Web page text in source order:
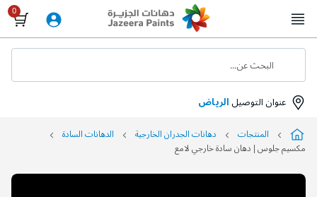
to
Content
عنوان التوصيلالرياض
البحث عن...
المنتجات دهانات الجدران الخارجية
الدهانات السادة
مكسيم جلوس | دهان سادة خارجي لامع
التخطي